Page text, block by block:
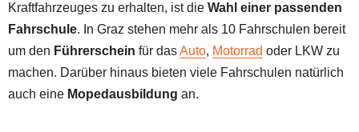
Kraftfahrzeuges zu erhalten, ist die Wahl einer passenden
Fahrschule. In Graz stehen mehr als 10 Fahrschulen bereit
um den Führerschein für dasAuto, Motorrad oder LKW zu
machen. Darüber hinaus bieten viele Fahrschulen natürlich
auch eine Mopedausbildung an.